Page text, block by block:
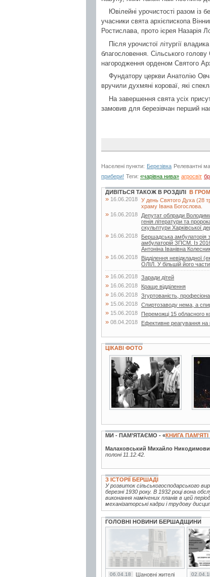
Ювілейні урочистості разом із
учасники свята архієпископа
Ростислава, прото ієрея Назарія
Після урочистої літургії
благословення. Сільського
нагородження орденом Святого
Фундатору церкви Анатолію
вручили духмяні короваї, які
На завершення свята усіх
замовив для березівчан перший
Населені пункти: Березівка Релевантні
прибери! Теги: «чарівна нива» агросвіт
ДИВІТЬСЯ ТАКОЖ В РОЗДІЛІ В
» 16.06.2018 У день Святого Духа (28
храму Івана Богослова.
» 16.06.2018
Депутат облради
генія літератури та
скульптури Харківської
» 16.06.2018
Бершадська амбулаторія
амбулаторій ЗПСМ. Із
Антоніна Іванівна
» 16.06.2018
Відділення
ОЛІЛ. У більшій його
» 16.06.2018 Заради дітей
» 16.06.2018 Краще відділення
» 16.06.2018 Згуртованість,
» 15.06.2018 Спиртозаводу нема, а
» 15.06.2018 Переможці 15 обласного
» 08.04.2018
Ефективне реагування на
ЦІКАВІ ФОТО
2 фото
МИ - ПАМ’ЯТАЄМО - «КНИГА ПАМ’ЯТІ
Малаховський Михайло
полоні 11.12.42.
З ІСТОРІЇ БЕРШАДІ
У розвиток сільськогосподарського
березні 1930 року. В 1932 році вона
виконання намічених планів в цей
механізаторські кадри і трудову
ГОЛОВНІ НОВИНИ БЕРШАДЩИНИ
06.04.18 Шановні жителі